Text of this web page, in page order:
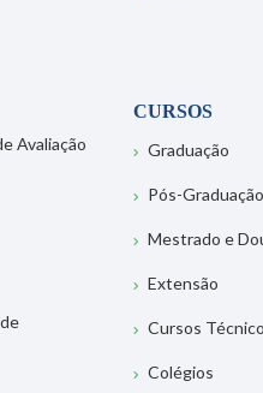
Avaliação
CURSOS
Graduação
Pós-Graduação
Mestrado e
Extensão
Cursos
Colégios